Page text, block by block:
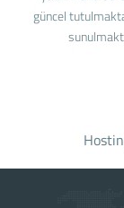
güncel